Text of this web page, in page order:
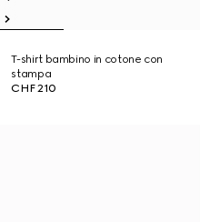
T-shirt bambino in cotone con
stampa
CHF 210